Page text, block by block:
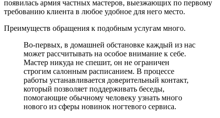
появилась армия частных мастеров, выезжающих по первому
требованию клиента в любое удобное для него место.
Преимуществ обращения к подобным услугам много.
Во-первых, в домашней обстановке каждый из нас
может рассчитывать на особое внимание к себе.
Мастер никуда не спешит, он не ограничен
строгим салонным расписанием. В процессе
работы устанавливается доверительный контакт,
который позволяет поддерживать беседы,
помогающие обычному человеку узнать много
нового из сферы новинок ногтевого сервиса.